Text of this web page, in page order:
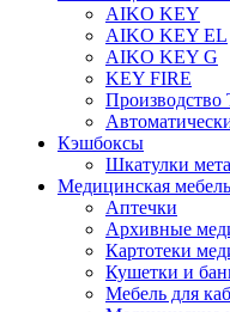
AIKO KEY
AIKO KEY EL
AIKO KEY G
KEY FIRE
Производство
Кэшбоксы
Шкатулки
Медицинская
Аптечки
Архивные
Картотеки
Кушетки и
Мебель для